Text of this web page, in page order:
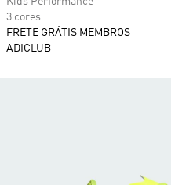
3 cores
FRETE GRÁTIS MEMBROS
ADICLUB